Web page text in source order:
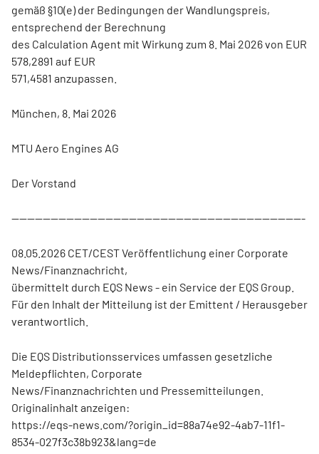
gemäß §10(e) der Bedingungen der Wandlungspreis,
entsprechend der Berechnung
des Calculation Agent mit Wirkung zum 8. Mai 2026 von EUR
578,2891 auf EUR
571,4581 anzupassen.
München, 8. Mai 2026
MTU Aero Engines AG
Der Vorstand
---------------------------------------------------------------------------
08.05.2026 CET/CEST Veröffentlichung einer Corporate
News/Finanznachricht,
übermittelt durch EQS News - ein Service der EQS Group.
Für den Inhalt der Mitteilung ist der Emittent / Herausgeber
verantwortlich.
Die EQS Distributionsservices umfassen gesetzliche
Meldepflichten, Corporate
News/Finanznachrichten und Pressemitteilungen.
Originalinhalt anzeigen:
https://eqs-news.com/?origin_id=88a74e92-4ab7-11f1-
8534-027f3c38b923&lang=de